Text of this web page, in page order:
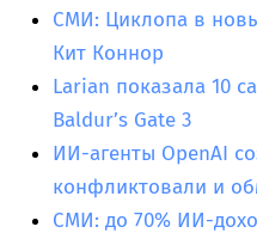
СМИ: Циклопа в
Кит Коннор
Larian показала 10
Baldur’s Gate 3
ИИ-агенты OpenAI
конфликтовали и
СМИ: до 70% ИИ-